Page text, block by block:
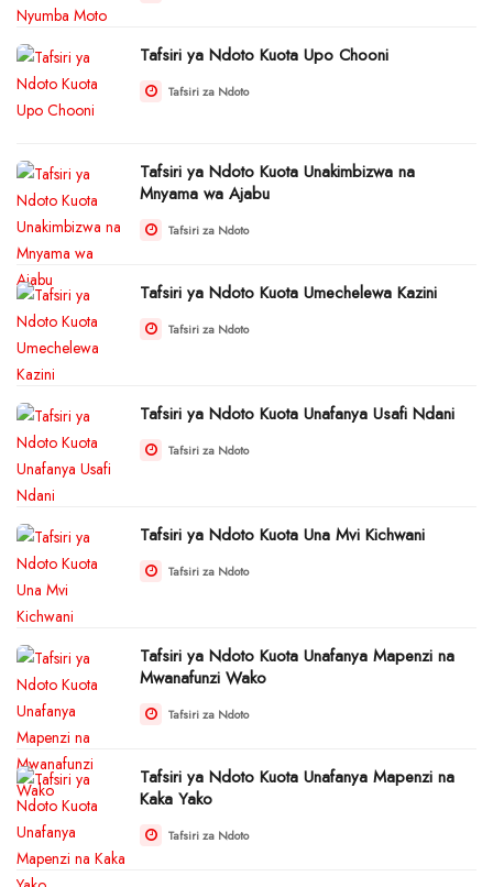
Tafsiri ya Ndoto Kuota Upo Chooni
Tafsiri za Ndoto
Tafsiri ya Ndoto Kuota Unakimbizwa na
Mnyama wa Ajabu
Tafsiri za Ndoto
Tafsiri ya Ndoto Kuota Umechelewa Kazini
Tafsiri za Ndoto
Tafsiri ya Ndoto Kuota Unafanya Usafi Ndani
Tafsiri za Ndoto
Tafsiri ya Ndoto Kuota Una Mvi Kichwani
Tafsiri za Ndoto
Tafsiri ya Ndoto Kuota Unafanya Mapenzi na
Mwanafunzi Wako
Tafsiri za Ndoto
Tafsiri ya Ndoto Kuota Unafanya Mapenzi na
Kaka Yako
Tafsiri za Ndoto